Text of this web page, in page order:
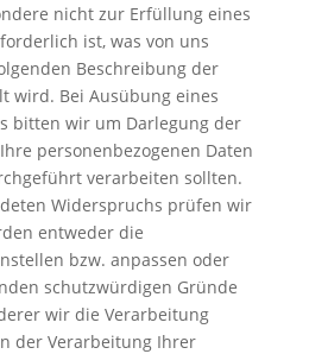
nicht zur Erfüllung eines
ist, was von uns
Beschreibung der
wird. Bei Ausübung eines
bitten wir um Darlegung der
personenbezogenen Daten
verarbeiten sollten.
Widerspruchs prüfen wir
entweder die
bzw. anpassen oder
schutzwürdigen Gründe
wir die Verarbeitung
der Verarbeitung Ihrer